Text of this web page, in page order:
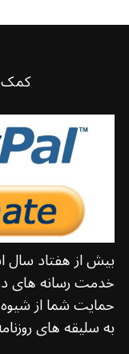
کمک
بیش از هفتاد سال
خدمت رسانه های
حمایت شما از شیوه
به سلیقه های